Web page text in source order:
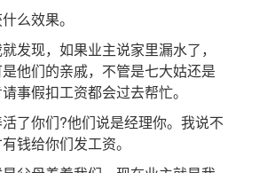
么效果。
现，如果业主说家里漏水了，
他们的亲戚，不管是七大姑还是
事假扣工资都会过去帮忙。
了你们?他们说是经理你。我说不
钱给你们发工资。